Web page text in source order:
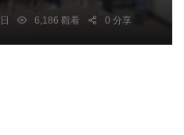
6,186 觀看 0 分享